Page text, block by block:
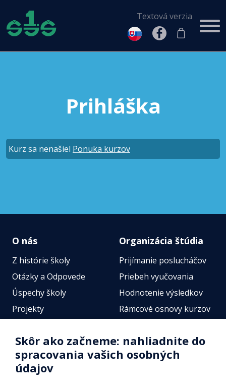
Textová verzia
Prihláška
Kurz sa nenašiel Ponuka kurzov
O nás
Z histórie školy
Otázky a Odpovede
Úspechy školy
Projekty
Fotogalérie
Identifikačné údaje školy
Úradné hodiny
Organizácia štúdia
Prijímanie poslucháčov
Priebeh vyučovania
Hodnotenie výsledkov
Rámcové osnovy kurzov
Online testy
Skôr ako začneme: nahliadnite do
spracovania vašich osobných
údajov